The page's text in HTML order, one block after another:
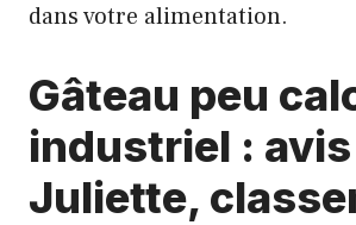
dans votre alimentation.
Gâteau peu
industriel :
Juliette,